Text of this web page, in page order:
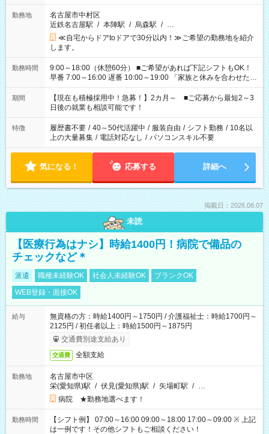
勤務地
名古屋市中村区
近鉄名古屋駅 / 本陣駅 / 烏森駅 / …
≪自宅からドアtoドアで30分以内！≫ご希望の勤務地を紹介
します。
勤務時間
9:00～18:00（休憩60分） ■ご希望があれば下記シフトもOK！
早番 7:00～16:00 遅番 10:00～19:00 「家族と休みを合わせた
い」 「余裕を持って夕飯の準備がしたい」 「できれば残業はし
たくない」 など、ご希望を教えてくださいね。 ※Wワーク希望
の方へ 今ご覧のお仕事で希望する勤務時間と、もう1つのお仕事
の勤務時間。 合計で週40時間を超える場合は応募できません。
期間
【現在も積極採用中！急募！】2カ月～ ■ご応募から最短2～3
日後の就業も相談可能です！
特徴 履歴書不要 / 40～50代活躍中 / 服装自由 / シフト勤務 / 10名以
上の大量募集 / 電話対応なし / パソコンスキル不要
気になる！ 応募する 詳細へ
掲載日：2026.08.07
未読
【医療行為はナシ】時給1400円！病院で備品の
チェックなど＊
派遣 職種未経験OK 社会人未経験OK
ブランクOK
WEB登録・面接OK
給与
無資格の方：時給1400円～1750円 / 介護福祉士：時給1700円～
2125円 / 初任者以上：時給1500円～1875円
交通費別途支給あり
交通費 全額支給
勤務地
名古屋市中区
栄(愛知県)駅 / 伏見(愛知県)駅 / 矢場町駅 / …
病院 ★勤務地選べます！
勤務時間
【シフト例】 07:00～16:00 09:00～18:00 17:00～09:00 ※ 上記
は一例です！その他シフトもご相談ください！